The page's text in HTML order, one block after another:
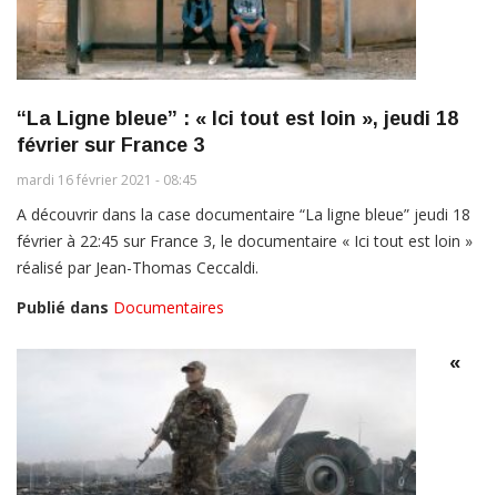
“La Ligne bleue” : « Ici tout est loin », jeudi 18
février sur France 3
mardi 16 février 2021 - 08:45
A découvrir dans la case documentaire “La ligne bleue” jeudi 18
février à 22:45 sur France 3, le documentaire « Ici tout est loin »
réalisé par Jean-Thomas Ceccaldi.
Publié dans Documentaires
«